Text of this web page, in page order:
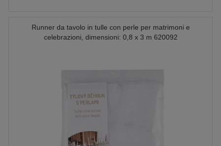
Runner da tavolo in tulle con perle per matrimoni e
celebrazioni, dimensioni: 0,8 x 3 m 620092